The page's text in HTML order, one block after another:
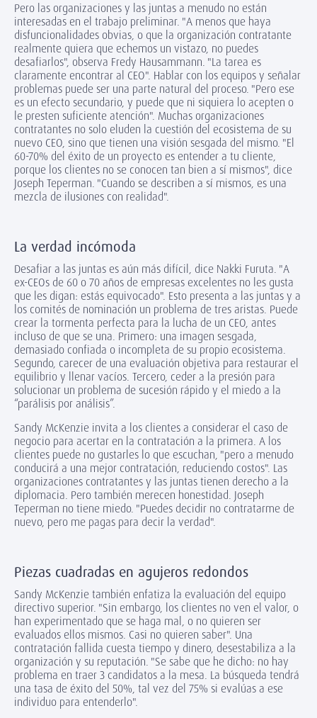
Pero las organizaciones y las juntas a menudo no están
interesadas en el trabajo preliminar. "A menos que haya
disfuncionalidades obvias, o que la organización contratante
realmente quiera que echemos un vistazo, no puedes
desafiarlos", observa Fredy Hausammann. "La tarea es
claramente encontrar al CEO". Hablar con los equipos y señalar
problemas puede ser una parte natural del proceso. "Pero ese
es un efecto secundario, y puede que ni siquiera lo acepten o
le presten suficiente atención". Muchas organizaciones
contratantes no solo eluden la cuestión del ecosistema de su
nuevo CEO, sino que tienen una visión sesgada del mismo. "El
60-70% del éxito de un proyecto es entender a tu cliente,
porque los clientes no se conocen tan bien a sí mismos", dice
Joseph Teperman. "Cuando se describen a sí mismos, es una
mezcla de ilusiones con realidad".
La verdad incómoda
Desafiar a las juntas es aún más difícil, dice Nakki Furuta. "A
ex-CEOs de 60 o 70 años de empresas excelentes no les gusta
que les digan: estás equivocado". Esto presenta a las juntas y a
los comités de nominación un problema de tres aristas. Puede
crear la tormenta perfecta para la lucha de un CEO, antes
incluso de que se una. Primero: una imagen sesgada,
demasiado confiada o incompleta de su propio ecosistema.
Segundo, carecer de una evaluación objetiva para restaurar el
equilibrio y llenar vacíos. Tercero, ceder a la presión para
solucionar un problema de sucesión rápido y el miedo a la
“parálisis por análisis”.
Sandy McKenzie invita a los clientes a considerar el caso de
negocio para acertar en la contratación a la primera. A los
clientes puede no gustarles lo que escuchan, "pero a menudo
conducirá a una mejor contratación, reduciendo costos". Las
organizaciones contratantes y las juntas tienen derecho a la
diplomacia. Pero también merecen honestidad. Joseph
Teperman no tiene miedo. "Puedes decidir no contratarme de
nuevo, pero me pagas para decir la verdad".
Piezas cuadradas en agujeros redondos
Sandy McKenzie también enfatiza la evaluación del equipo
directivo superior. "Sin embargo, los clientes no ven el valor, o
han experimentado que se haga mal, o no quieren ser
evaluados ellos mismos. Casi no quieren saber". Una
contratación fallida cuesta tiempo y dinero, desestabiliza a la
organización y su reputación. "Se sabe que he dicho: no hay
problema en traer 3 candidatos a la mesa. La búsqueda tendrá
una tasa de éxito del 50%, tal vez del 75% si evalúas a ese
individuo para entenderlo".